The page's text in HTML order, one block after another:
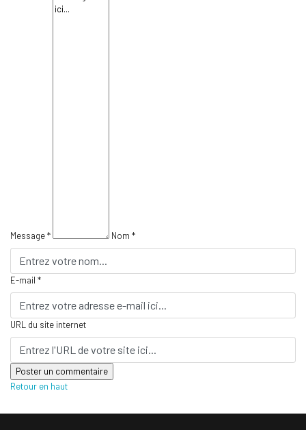
Message * Nom *
E-mail *
URL du site internet
Retour en haut